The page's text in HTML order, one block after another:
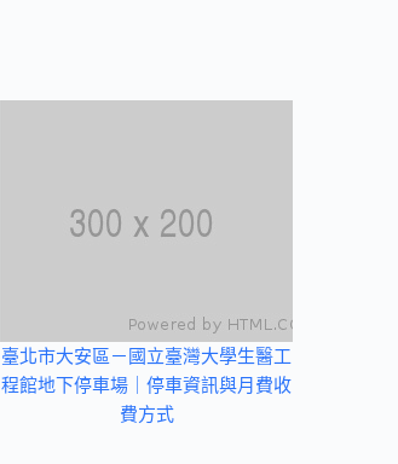
臺北市大安區－國立臺灣大學生醫工
程館地下停車場｜停車資訊與月費收
費方式